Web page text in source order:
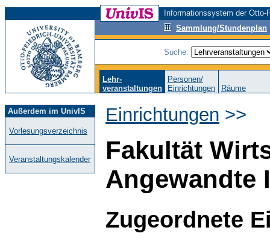
Informationssystem der
Sammlung/Stundenplan
Suche:
Lehr-
veranstaltungen
Personen/
Einrichtungen
Räume
Außerdem im UnivIS
Vorlesungsverzeichnis
Veranstaltungskalender
Einrichtungen >>
Fakultät
Angewandte
Zugeordnete